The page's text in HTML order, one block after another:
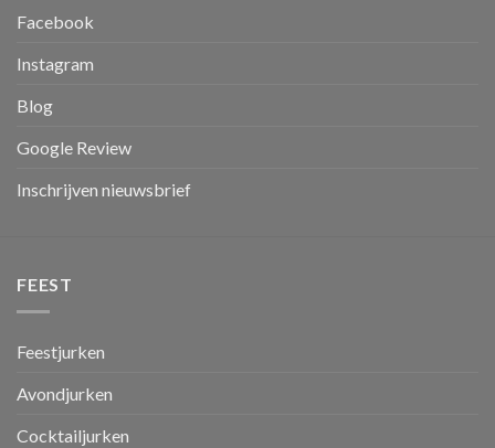
Facebook
Instagram
Blog
Google Review
Inschrijven nieuwsbrief
FEEST
Feestjurken
Avondjurken
Cocktailjurken